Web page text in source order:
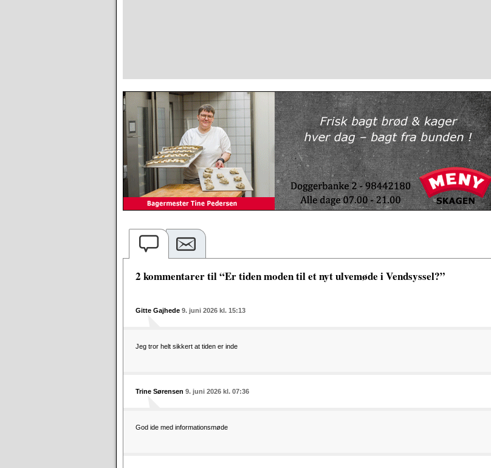
2 kommentarer til “Er tiden moden til et nyt ulvemøde i Vendsyssel?”
Gitte Gajhede 9. juni 2026 kl. 15:13
Jeg tror helt sikkert at tiden er inde
Trine Sørensen 9. juni 2026 kl. 07:36
God ide med informationsmøde